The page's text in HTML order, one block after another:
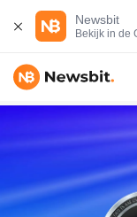
Newsbit
Bekijk in de